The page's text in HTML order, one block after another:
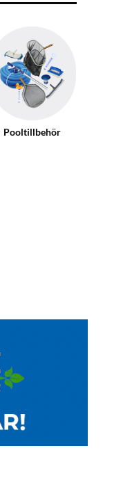
Pooltillbehör